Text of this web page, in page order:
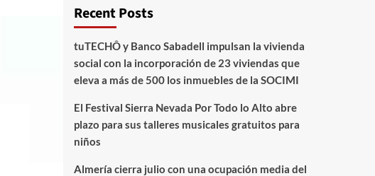
Recent Posts
tuTECHÔ y Banco Sabadell impulsan la vivienda
social con la incorporación de 23 viviendas que
eleva a más de 500 los inmuebles de la SOCIMI
El Festival Sierra Nevada Por Todo lo Alto abre
plazo para sus talleres musicales gratuitos para
niños
Almería cierra julio con una ocupación media del